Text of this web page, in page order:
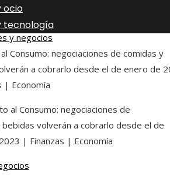
ocio
tecnología
y negocios
Consumo: negociaciones de comidas y
a cobrarlo desde el de enero de
| Economía